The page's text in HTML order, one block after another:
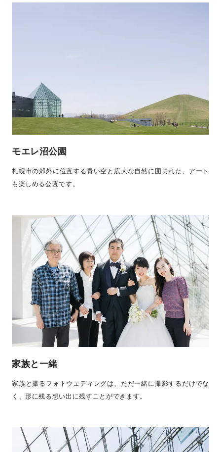
モエレ沼公園
札幌市の郊外に位置する青い空と広大な自然に囲まれた、アート
も楽しめる公園です。
家族と一緒
家族と撮るフォトウェディングは、ただ一緒に撮影するだけでな
く、形に残る想い出に残すことができます。